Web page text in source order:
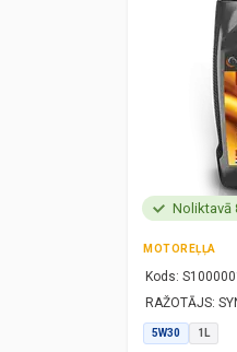
Noliktavā
MOTOREĻĻA
Kods:
RAŽOTĀJS:
5W30 1L